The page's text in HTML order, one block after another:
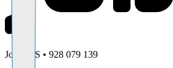
Jobbi AS • 928 079 139